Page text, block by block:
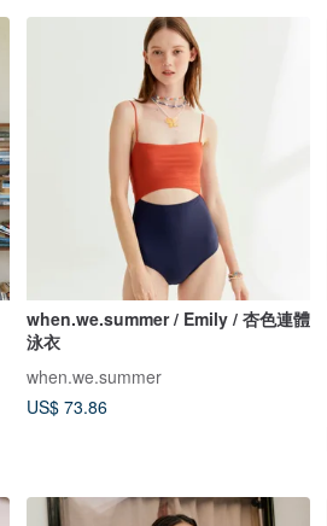
when.we.summer / Emily / 杏色連體
泳衣
when.we.summer
US$ 73.86